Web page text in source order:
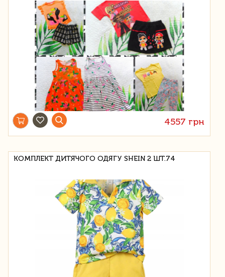
4557 грн
КОМПЛЕКТ ДИТЯЧОГО ОДЯГУ SHEIN 2 ШТ.74